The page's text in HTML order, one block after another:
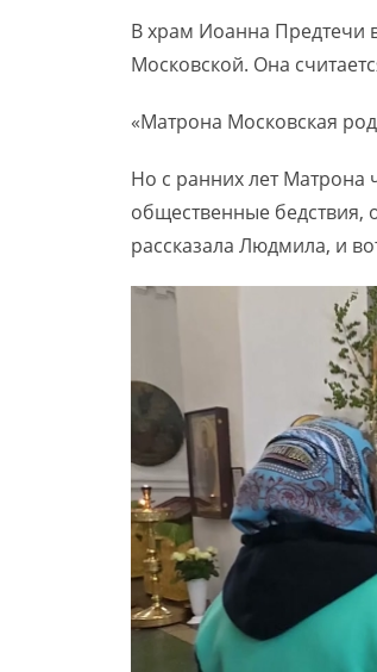
В храм Иоанна Предтечи
Московской. Она
«Матрона Московская
Но с ранних лет Матрона
общественные
рассказала Людмила, и